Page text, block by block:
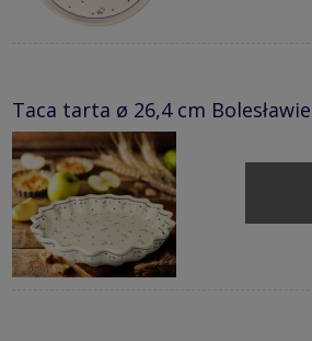
Taca tarta ø 26,4 cm